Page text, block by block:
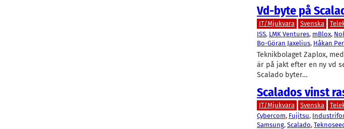
Vd-byte på
IT/Mjukvara Svenska
ISS, LMK Ventures, mBlox,
Bo-Göran Jaxelius, Håkan
Teknikbolaget Zaplox,
är på jakt efter en ny vd
Scalado byter…
Scalados vinst
IT/Mjukvara Svenska
Cybercom, Fujitsu,
Samsung, Scalado,